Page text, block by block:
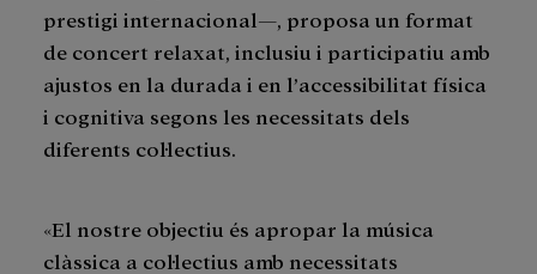
prestigi internacional—, proposa un format
de concert relaxat, inclusiu i participatiu amb
ajustos en la durada i en l’accessibilitat física
i cognitiva segons les necessitats dels
diferents col·lectius.
«El nostre objectiu és apropar la música
clàssica a col·lectius amb necessitats